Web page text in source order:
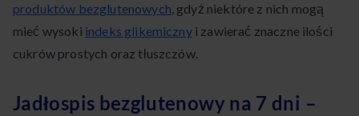
produktów bezglutenowych, gdyż niektóre z nich mogą
mieć wysoki indeks glikemicznyi zawierać znaczne ilości
cukrów prostych oraz tłuszczów.
Jadłospis bezglutenowy na 7 dni –